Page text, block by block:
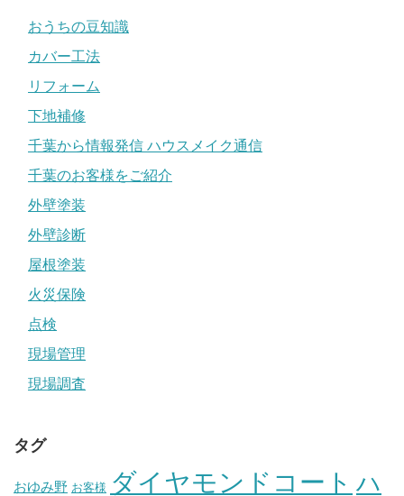
おうちの豆知識
カバー工法
リフォーム
下地補修
千葉から情報発信 ハウスメイク通信
千葉のお客様をご紹介
外壁塗装
外壁診断
屋根塗装
火災保険
点検
現場管理
現場調査
タグ
おゆみ野 お客様 ダイヤモンドコート ハ